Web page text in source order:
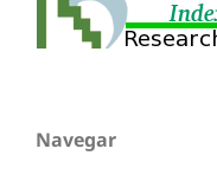
Navegar